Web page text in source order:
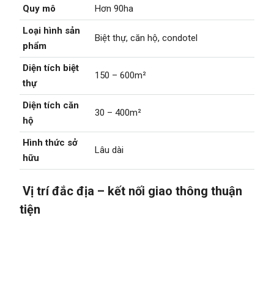
Quy mô
Hơn 90ha
Loại hình sản
phẩm
Biệt thự, căn hộ, condotel
Diện tích biệt
thự
150 – 600m²
Diện tích căn
hộ
30 – 400m²
Hình thức sở
hữu
Lâu dài
Vị trí đắc địa – kết nối giao thông thuận
tiện